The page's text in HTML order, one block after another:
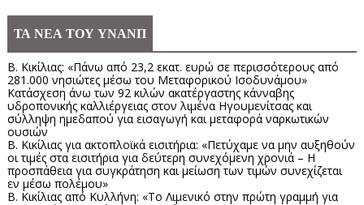
ΤΑ ΝΕΑ ΤΟΥ ΥΝΑΝΠ
Β. Κικίλιας: «Πάνω από 23,2 εκατ. ευρώ σε περισσότερους από
281.000 νησιώτες μέσω του Μεταφορικού Ισοδυνάμου»
Κατάσχεση άνω των 92 κιλών ακατέργαστης κάνναβης
υδροπονικής καλλιέργειας στον λιμένα Ηγουμενίτσας και
σύλληψη ημεδαπού για εισαγωγή και μεταφορά ναρκωτικών
ουσιών
Β. Κικίλιας για ακτοπλοϊκά εισιτήρια: «Πετύχαμε να μην αυξηθούν
οι τιμές στα εισιτήρια για δεύτερη συνεχόμενη χρονιά – Η
προσπάθεια για συγκράτηση και μείωση των τιμών συνεχίζεται
εν μέσω πολέμου»
Β. Κικίλιας από Κυλλήνη: «Το Λιμενικό στην πρώτη γραμμή για